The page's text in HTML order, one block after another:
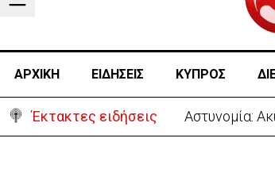
ΑΡΧΙΚΗ ΕΙΔΗΣΕΙΣ ΚΥΠΡΟΣ
Έκτακτες ειδήσεις Β. Βάσεις για